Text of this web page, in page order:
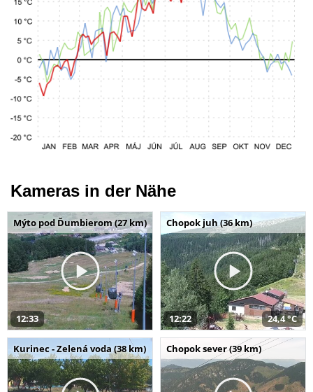
Kameras in der Nähe
Mýto pod Ďumbierom (27 km)
12:33
Chopok juh (36 km)
12:22 24,4 °C
Kurinec - Zelená voda (38 km) Chopok sever (39 km)